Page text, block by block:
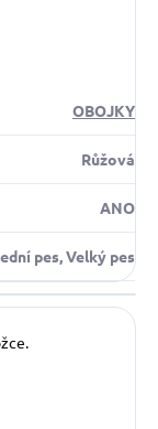
OBOJKY
Růžová
ANO
pes, Velký pes